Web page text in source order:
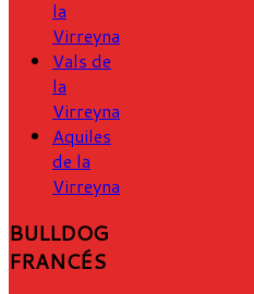
la
Virreyna
Vals de
la
Virreyna
Aquiles
de la
Virreyna
BULLDOG
FRANCÉS